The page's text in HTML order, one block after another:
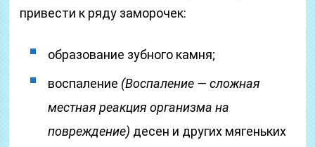
привести к ряду заморочек:
образование зубного камня;
воспаление (Воспаление — сложная
местная реакция организма на
повреждение) десен и других мягеньких